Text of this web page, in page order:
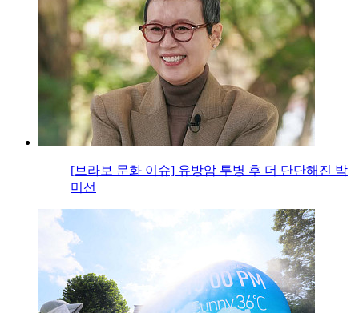
[브라보 문화 이슈] 유방암 투병 후 더 단단해진 박
미선